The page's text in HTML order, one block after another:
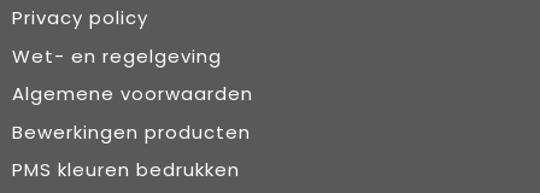
Privacy policy
Wet- en regelgeving
Algemene voorwaarden
Bewerkingen producten
PMS kleuren bedrukken